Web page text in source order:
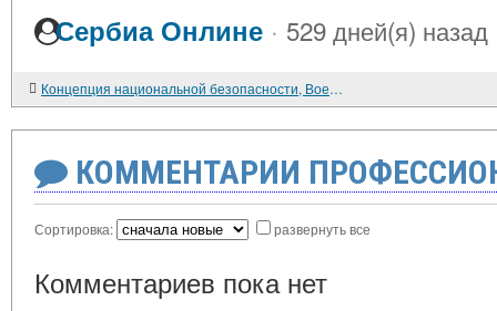
Сербиа Онлине · 529 дней(я) назад
Концепция национальной безопасности, Военная доктрина Российской Федерации об основных угрозах военной безопасности страны
КОММЕНТАРИИ
Сортировка: развернуть все
Комментариев пока нет